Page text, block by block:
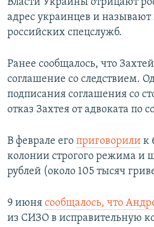
Власти Украины отрицают
адрес украинцев и
российских спецслужб.
Ранее сообщалось, что
соглашение со следствием.
подписания соглашения со
отказ Захтея от адвоката по
В феврале его приговорили к
колонии строгого режима и
рублей (около 105 тысяч
9 июня сообщалось, что
из СИЗО в исправительную